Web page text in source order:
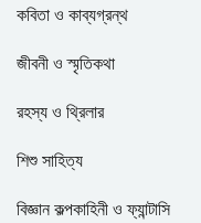
কবিতা ও কাব্যগ্রন্থ
জীবনী ও স্মৃতিকথা
রহস্য ও থ্রিলার
শিশু সাহিত্য
বিজ্ঞান কল্পকাহিনী ও ফ্যান্টাসি